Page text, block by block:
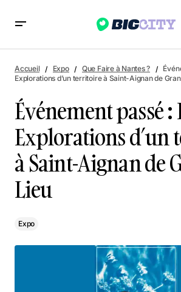
Aignan de Grand Lieu
Accueil Expo Que Faire à Nantes ?
Explorations d’un territoire à Saint-Aignan de
Événement passé :
Explorations
à Saint-Aignan de
Lieu
Expo